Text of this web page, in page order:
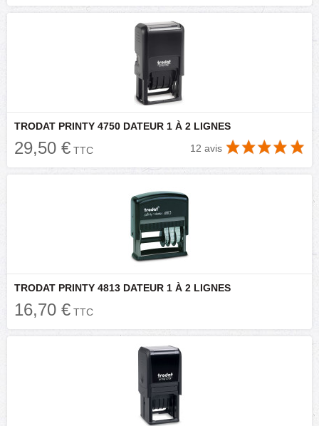
TRODAT PRINTY 4750 DATEUR 1 À 2 LIGNES
29,50 € TTC 12 avis
TRODAT PRINTY 4813 DATEUR 1 À 2 LIGNES
16,70 € TTC